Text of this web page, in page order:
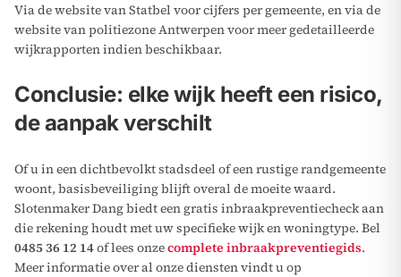
Via de website van Statbel voor cijfers per gemeente, en via de
website van politiezone Antwerpen voor meer gedetailleerde
wijkrapporten indien beschikbaar.
Conclusie: elke wijk heeft een risico,
de aanpak verschilt
Of u in een dichtbevolkt stadsdeel of een rustige randgemeente
woont, basisbeveiliging blijft overal de moeite waard.
Slotenmaker Dang biedt een gratis inbraakpreventiecheck aan
die rekening houdt met uw specifieke wijk en woningtype. Bel
0485 36 12 14of lees onzecomplete inbraakpreventiegids.
Meer informatie over al onze diensten vindt u op